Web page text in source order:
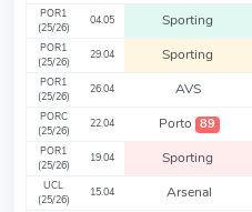
POR1
(25/26)
04.05 Sporting
POR1
(25/26)
29.04 Sporting
POR1
(25/26)
26.04 AVS
PORC
(25/26)
22.04 Porto 89
POR1
(25/26)
19.04 Sporting
UCL
(25/26)
15.04 Arsenal